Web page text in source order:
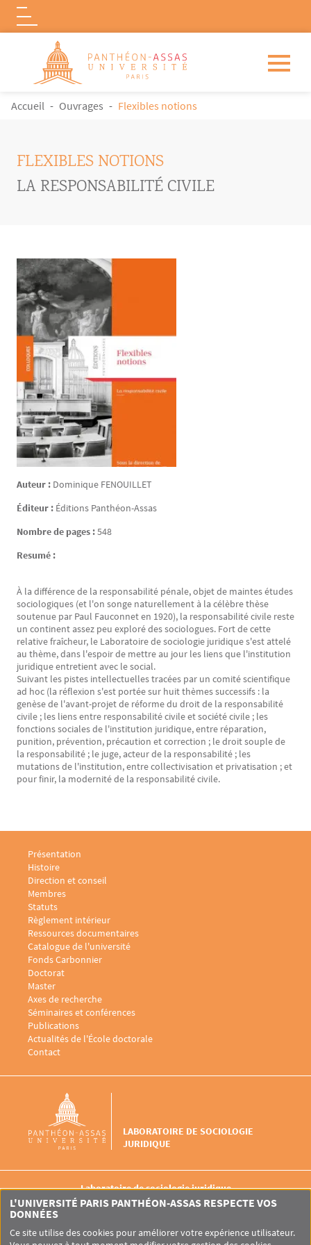
Aller au contenu principal
Logo
FIL D'ARIANE
Accueil Ouvrages Flexibles notions
FLEXIBLES NOTIONS
LA RESPONSABILITÉ CIVILE
Auteur : Dominique FENOUILLET
Éditeur : Éditions Panthéon-Assas
Nombre de pages :548
Resumé :
À la différence de la responsabilité pénale, objet de maintes études
sociologiques (et l'on songe naturellement à la célèbre thèse
soutenue par Paul Fauconnet en 1920), la responsabilité civile reste
un continent assez peu exploré des sociologues. Fort de cette
relative fraîcheur, le Laboratoire de sociologie juridique s'est attelé
au thème, dans l'espoir de mettre au jour les liens que l'institution
juridique entretient avec le social.
Suivant les pistes intellectuelles tracées par un comité scientifique
ad hoc (la réflexion s'est portée sur huit thèmes successifs : la
genèse de l'avant-projet de réforme du droit de la responsabilité
civile ; les liens entre responsabilité civile et société civile ; les
fonctions sociales de l'institution juridique, entre réparation,
punition, prévention, précaution et correction ; le droit souple de
la responsabilité ; le juge, acteur de la responsabilité ; les
mutations de l'institution, entre collectivisation et privatisation ; et
pour finir, la modernité de la responsabilité civile.
Menu footer Laboratoire sociologie juridique 1
Présentation
Histoire
Direction et conseil
Membres
Statuts
Règlement intérieur
Menu footer Laboratoire sociologie juridique 2
Ressources documentaires
Catalogue de l'université
Fonds Carbonnier
Menu footer Laboratoire sociologie juridique 3
Doctorat
Master
Menu footer Laboratoire sociologie juridique 4
Axes de recherche
Séminaires et conférences
Publications
Actualités de l'École doctorale
Menu footer Laboratoire sociologie juridique 5
Contact
LABORATOIRE DE SOCIOLOGIE
JURIDIQUE
Laboratoire de sociologie juridique
1 Rue d’Ulm
L'UNIVERSITÉ PARIS PANTHÉON-ASSAS RESPECTE VOS
DONNÉES
Ce site utilise des cookies pour améliorer votre expérience utilisateur.